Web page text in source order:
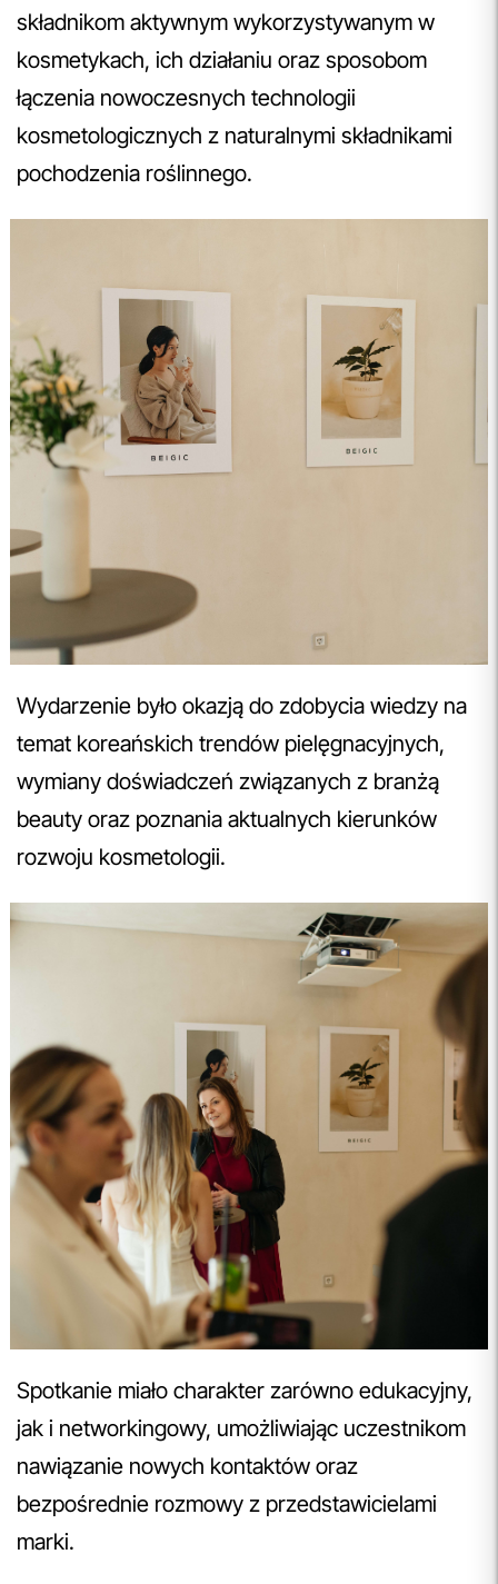
składnikom aktywnym wykorzystywanym w
kosmetykach, ich działaniu oraz sposobom
łączenia nowoczesnych technologii
kosmetologicznych z naturalnymi składnikami
pochodzenia roślinnego.
Wydarzenie było okazją do zdobycia wiedzy na
temat koreańskich trendów pielęgnacyjnych,
wymiany doświadczeń związanych z branżą
beauty oraz poznania aktualnych kierunków
rozwoju kosmetologii.
Spotkanie miało charakter zarówno edukacyjny,
jak i networkingowy, umożliwiając uczestnikom
nawiązanie nowych kontaktów oraz
bezpośrednie rozmowy z przedstawicielami
marki.